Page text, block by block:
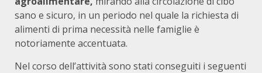
sano e sicuro, in un periodo nel quale la richiesta di
alimenti di prima necessità nelle famiglie è
notoriamente accentuata.
Nel corso dell’attività sono stati conseguiti i seguenti